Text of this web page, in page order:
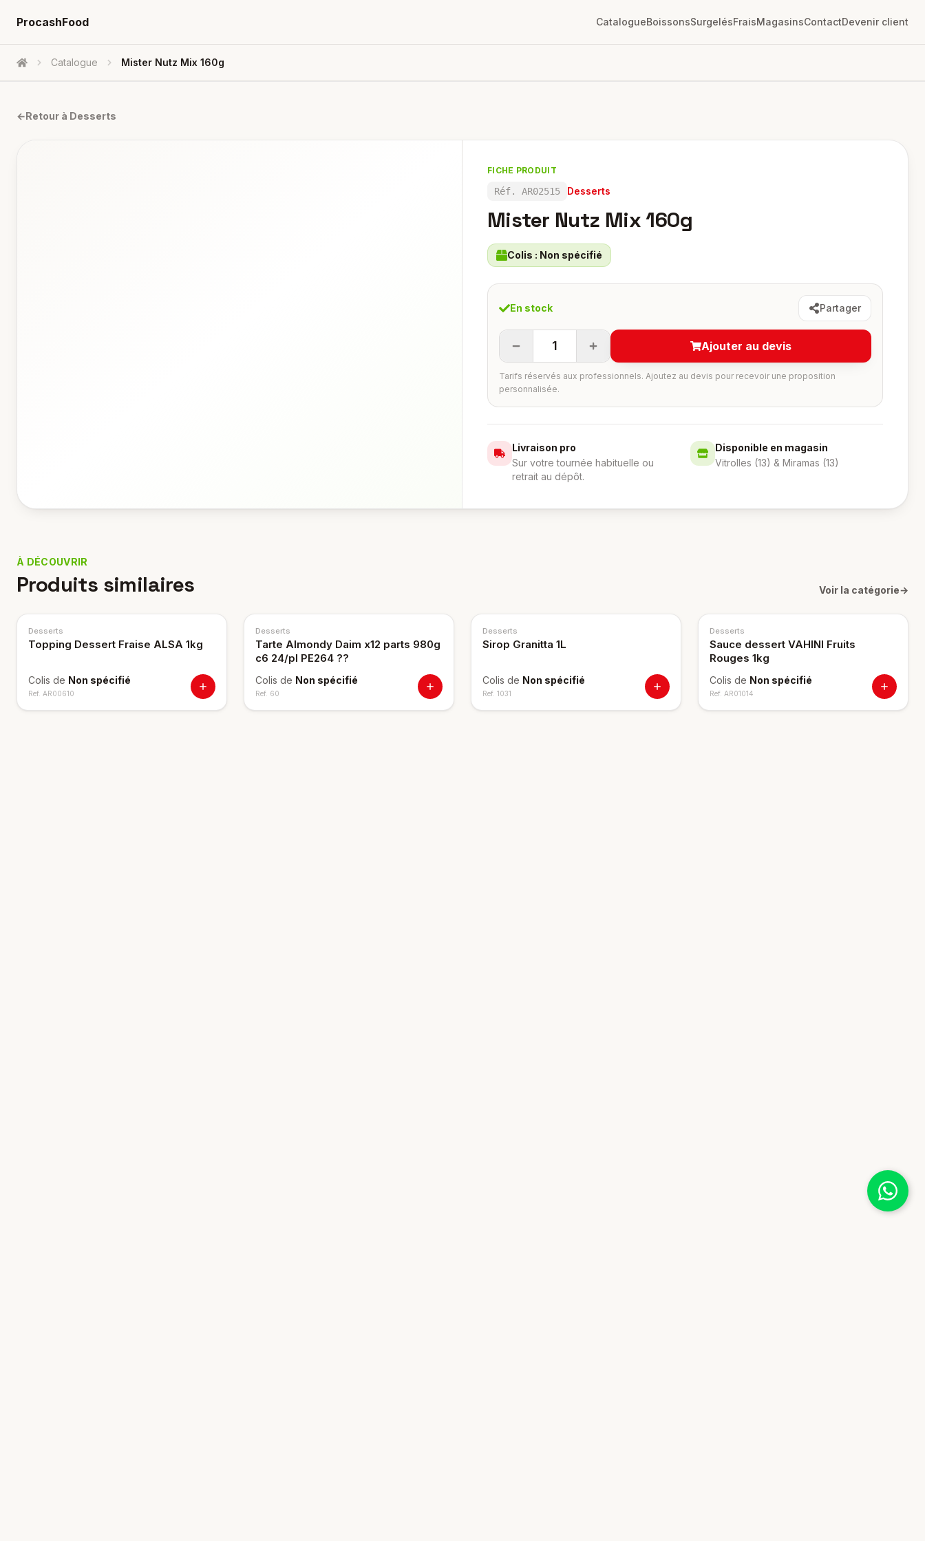
ProcashFood CatalogueBoissonsSurgelésFraisMagasinsContactDevenir client
Accueil Catalogue Mister Nutz Mix 160g
←Retour à Desserts
FICHE PRODUIT
Réf. AR02515 Desserts
Mister Nutz Mix 160g
Colis : Non spécifié
En stock Partager
1 Ajouter au devis
Tarifs réservés aux professionnels. Ajoutez au devis pour recevoir une proposition
personnalisée.
Livraison pro
Sur votre tournée habituelle ou
retrait au dépôt.
Disponible en magasin
Vitrolles (13) & Miramas (13)
À DÉCOUVRIR
Produits similaires Voir la catégorie→
Desserts
Topping Dessert Fraise ALSA 1kg
Colis de Non spécifié
Ref. AR00610
Desserts
Tarte Almondy Daim x12 parts 980g
c6 24/pl PE264 ??
Colis de Non spécifié
Ref. 60
Desserts
Sirop Granitta 1L
Colis de Non spécifié
Ref. 1031
Desserts
Sauce dessert VAHINI Fruits
Rouges 1kg
Colis de Non spécifié
Ref. AR01014